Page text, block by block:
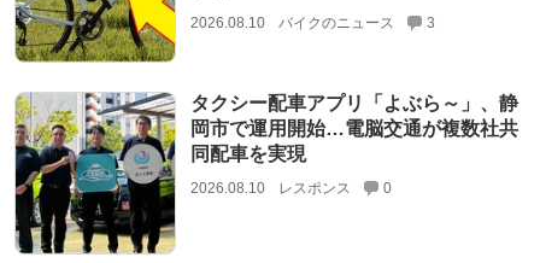
2026.08.10 バイクのニュース 3
タクシー配車アプリ「よぶら～」、静
岡市で運用開始…電脳交通が複数社共
同配車を実現
2026.08.10 レスポンス 0